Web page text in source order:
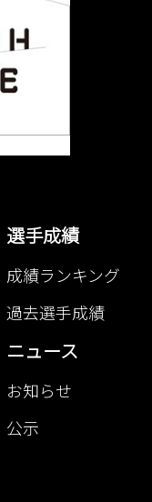
選手成績
成績ランキング
過去選手成績
ニュース
お知らせ
公示